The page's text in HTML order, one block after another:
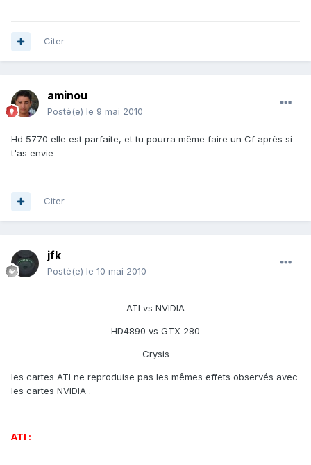
Citer
aminou
Posté(e) le 9 mai 2010
Hd 5770 elle est parfaite, et tu pourra même faire un Cf après si
t'as envie
Citer
jfk
Posté(e) le 10 mai 2010
ATI vs NVIDIA
HD4890 vs GTX 280
Crysis
les cartes ATI ne reproduise pas les mêmes effets observés avec
les cartes NVIDIA .
ATI :